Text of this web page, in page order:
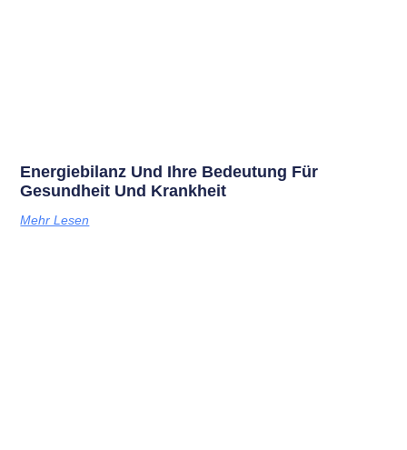
Energiebilanz Und Ihre Bedeutung Für
Gesundheit Und Krankheit
Mehr Lesen